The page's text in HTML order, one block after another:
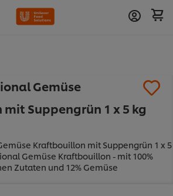
Gemüse
Suppengrün 1 x 5 kg